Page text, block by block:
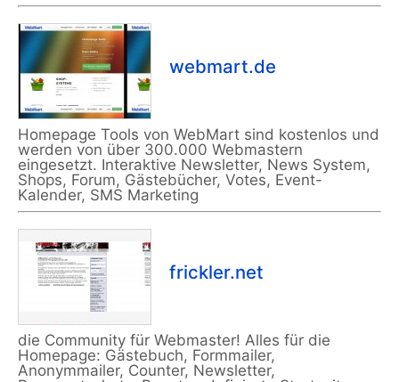
webmart.de
Homepage Tools von WebMart sind kostenlos und
werden von über 300.000 Webmastern
eingesetzt. Interaktive Newsletter, News System,
Shops, Forum, Gästebücher, Votes, Event-
Kalender, SMS Marketing
frickler.net
die Community für Webmaster! Alles für die
Homepage: Gästebuch, Formmailer,
Anonymmailer, Counter, Newsletter,